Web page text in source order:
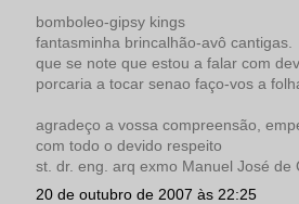
bomboleo-gipsy kings
fantasminha brincalhão-avô cantigas.
que se note que estou a falar com
porcaria a tocar senao faço-vos a
agradeço a vossa compreensão,
com todo o devido respeito
st. dr. eng. arq exmo Manuel José de
20 de outubro de 2007 às 22:25